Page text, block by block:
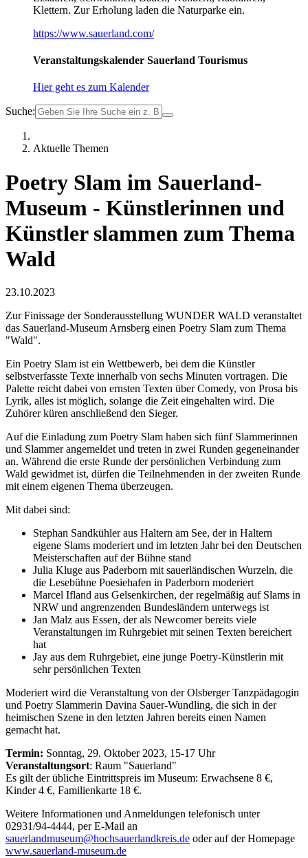
Klettern. Zur Erholung laden die Naturparke ein.
https://www.sauerland.com/
Veranstaltungskalender Sauerland Tourismus
Hier geht es zum Kalender
Suche:
Aktuelle Themen
Poetry Slam im Sauerland-
Museum - Künstlerinnen und
Künstler slammen zum Thema
Wald
23.10.2023
Zur Finissage der Sonderausstellung WUNDER WALD veranstaltet
das Sauerland-Museum Arnsberg einen Poetry Slam zum Thema
"Wald".
Ein Poetry Slam ist ein Wettbewerb, bei dem die Künstler
selbstverfasste Texte innerhalb von sechs Minuten vortragen. Die
Palette reicht dabei von ernsten Texten über Comedy, von Prosa bis
Lyrik, alles ist möglich, solange die Zeit eingehalten wird. Die
Zuhörer küren anschließend den Sieger.
Auf die Einladung zum Poetry Slam haben sich fünf Slammerinnen
und Slammer angemeldet und treten in zwei Runden gegeneinander
an. Während die erste Runde der persönlichen Verbindung zum
Wald gewidmet ist, dürfen die Teilnehmenden in der zweiten Runde
mit einem eigenen Thema überzeugen.
Mit dabei sind:
Stephan Sandkühler aus Haltern am See, der in Haltern
eigene Slams moderiert und im letzten Jahr bei den Deutschen
Meisterschaften auf der Bühne stand
Julia Kluge aus Paderborn mit sauerländischen Wurzeln, die
die Lesebühne Poesiehafen in Paderborn moderiert
Marcel Ifland aus Gelsenkirchen, der regelmäßig auf Slams in
NRW und angrenzenden Bundesländern unterwegs ist
Jan Malz aus Essen, der als Newcomer bereits viele
Veranstaltungen im Ruhrgebiet mit seinen Texten bereichert
hat
Jay aus dem Ruhrgebiet, eine junge Poetry-Künstlerin mit
sehr persönlichen Texten
Moderiert wird die Veranstaltung von der Olsberger Tanzpädagogin
und Poetry Slammerin Davina Sauer-Wundling, die sich in der
heimischen Szene in den letzten Jahren bereits einen Namen
gemacht hat.
Termin: Sonntag, 29. Oktober 2023, 15-17 Uhr
Veranstaltungsort: Raum "Sauerland"
Es gilt der übliche Eintrittspreis im Museum: Erwachsene 8 €,
Kinder 4 €, Familienkarte 18 €.
Weitere Informationen und Anmeldungen telefonisch unter
02931/94-4444, per E-Mail an
sauerlandmuseum@hochsauerlandkreis.de oder auf der Homepage
www.sauerland-museum.de